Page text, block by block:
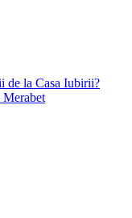
de la Casa Iubirii?
Merabet